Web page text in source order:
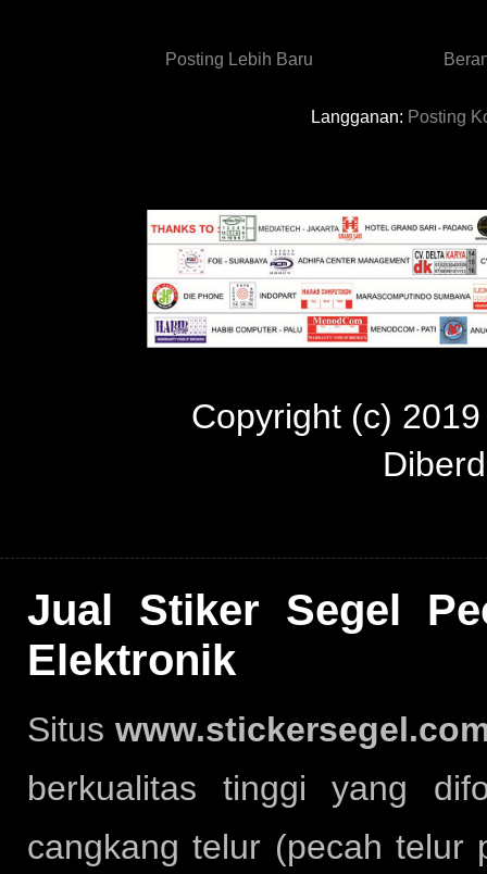
Posting Lebih Baru
Langganan: Posting
Copyright (c)
Jual Stiker Segel
Elektronik
Situs
berkualitas tinggi yang
cangkang telur (pecah telur